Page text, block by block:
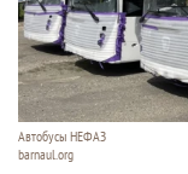
Автобусы НЕФАЗ
barnaul.org